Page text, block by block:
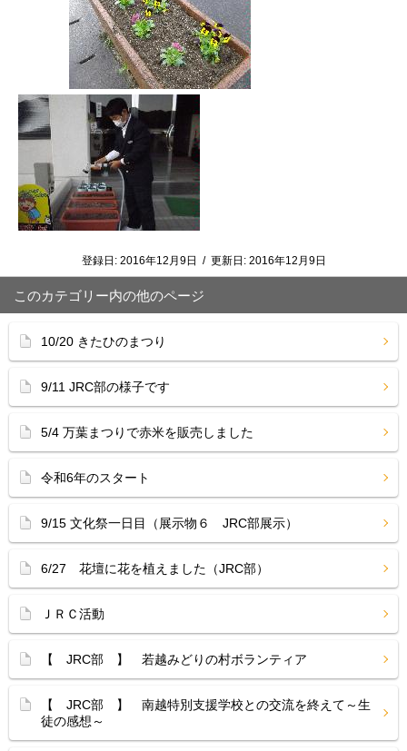
登録日: 2016年12月9日 / 更新日: 2016年12月9日
このカテゴリー内の他のページ
10/20 きたひのまつり
9/11 JRC部の様子です
5/4 万葉まつりで赤米を販売しました
令和6年のスタート
9/15 文化祭一日目（展示物６ JRC部展示）
6/27 花壇に花を植えました（JRC部）
ＪＲＣ活動
【 JRC部 】 若越みどりの村ボランティア
【 JRC部 】 南越特別支援学校との交流を終えて～生
徒の感想～